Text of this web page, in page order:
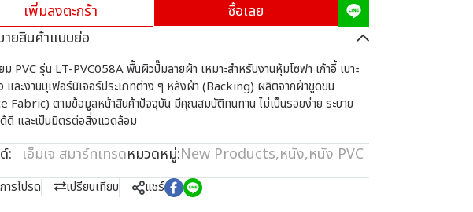
เพิ่มลงตะกร้า
ซื้อเลย
ายสินค้าแบบย่อ
ม PVC รุ่น LT-PVC058A พื้นผิวปั๊มลายผ้า เหมาะสำหรับงานหุ้มโซฟา เก้าอี้ เบาะ
และงานบุเฟอร์นิเจอร์ประเภทต่าง ๆ หลังผ้า (Backing) ผลิตจากผ้าขูดขน
Fabric) ตามข้อมูลหน้าสินค้าปัจจุบัน มีคุณสมบัติทนทาน ไม่เป็นรอยง่าย ระบาย
ด้ดี และเป็นมิตรต่อสิ่งแวดล้อม
: เอ็มเจ สมาร์ทเทรดหมวดหมู่:New Products,หนัง,หนัง PVC
ารโปรด เปรียบเทียบ แชร์